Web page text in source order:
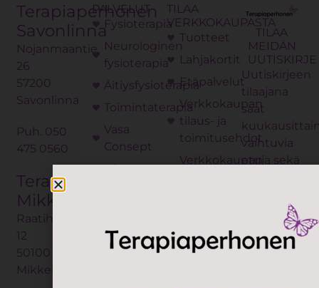
Terapiaperhonen
Savonlinna
Nojanmaantie
26
57200
Savonlinna
Puh. 050
475 0560
Terapiaperhonen
Mikkeli
Raatihuoneenkatu
12
50100
Mikkeli
PALVELUT
Fysioterapia
Neurologinen
fysioterapia
Äitiysfysioterapia
Toimintaterapia
Vasa
Consept
Hieronta
kuntoutus
Palveluseteli
TILAA
VERKKOKAUPASTA
Tuotteet
Lahjakortit
Etäpalvelut
Verkkokaupan
tilaus- ja
toimitusehdot
Verkkokaupan
Palveluiden
TILAA
MEIDÄN
UUTISKIRJE
Uutiskirjeen
tilaajana
saat
vaihtuvia
etuja sekä